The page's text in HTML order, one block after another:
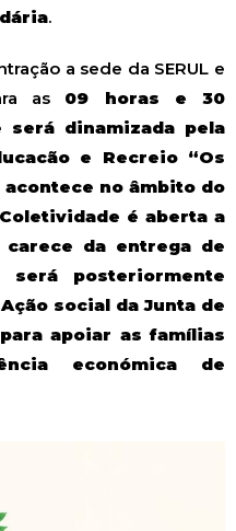
.
a sede da SERUL e
as 09 horas e 30
será dinamizada pela
e Recreio “Os
no âmbito do
é aberta a
da entrega de
posteriormente
social da Junta de
apoiar as famílias
económica de